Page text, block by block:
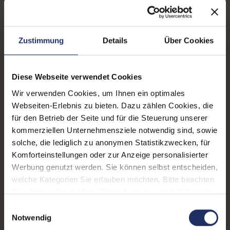
Zustimmung Details Über Cookies
Diese Webseite verwendet Cookies
Wir verwenden Cookies, um Ihnen ein optimales
Webseiten-Erlebnis zu bieten. Dazu zählen Cookies, die
für den Betrieb der Seite und für die Steuerung unserer
kommerziellen Unternehmensziele notwendig sind, sowie
solche, die lediglich zu anonymen Statistikzwecken, für
Komforteinstellungen oder zur Anzeige personalisierter
Werbung genutzt werden. Sie können selbst entscheiden,
welche Kategorien Sie erlauben möchten. Bitte beachten
Sie, dass aufgrund Ihrer Einstellungen, womöglich nicht
Weitere Informationen finden Sie in
Notwendig
Zustand: Gebraucht
Datenspeicher: 512 GB SSD
Prozessor: Apple M1 @ 3,2 GHz
GTIN/EAN: 0194252165751
Maße (LxBxH): 212,4 x 304,1 x 15,6 mm
Gewicht: 1,4 kg